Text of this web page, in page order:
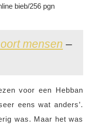
bieb/256 pgn
mensen –
voor een Hebban
eens wat anders’.
was. Maar het was